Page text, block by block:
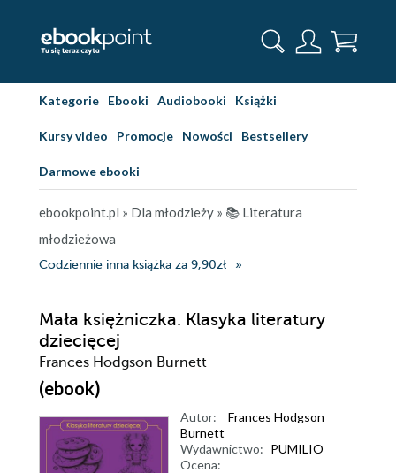
Kategorie Ebooki Audiobooki Książki
Kursy video Promocje Nowości Bestsellery
Darmowe ebooki
ebookpoint.pl » Dla młodzieży » 📚 Literatura
młodzieżowa
Codziennie inna książka za 9,90zł
Mała księżniczka. Klasyka literatury
dziecięcej
Frances Hodgson Burnett
(ebook)
Autor:
Frances Hodgson
Burnett
Wydawnictwo: PUMILIO
Ocena: